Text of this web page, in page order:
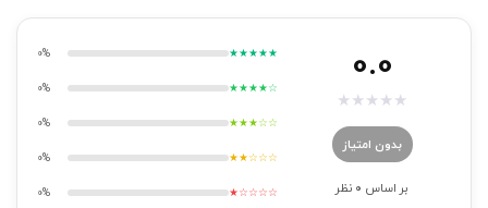
0.0
★
★
★
★
★
بدون امتیاز
بر اساس 0 نظر
★★★★★
0%
★★★★☆
0%
★★★☆☆
0%
★★☆☆☆
0%
★☆☆☆☆
0%